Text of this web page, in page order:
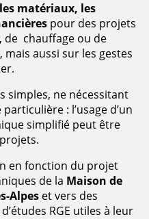
les matériaux, les
pour des projets
de chauffage ou de
aussi sur les gestes
simples, ne nécessitant
: l’usage d’un
simplifié peut être
en fonction du projet
de la Maison de
Alpes et vers des
RGE utiles à leur